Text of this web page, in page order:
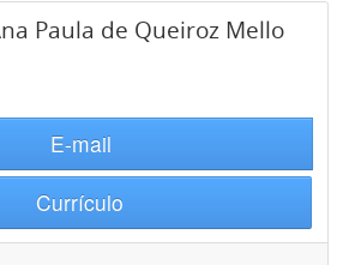
Paula de Queiroz Mello
E-mail
Currículo